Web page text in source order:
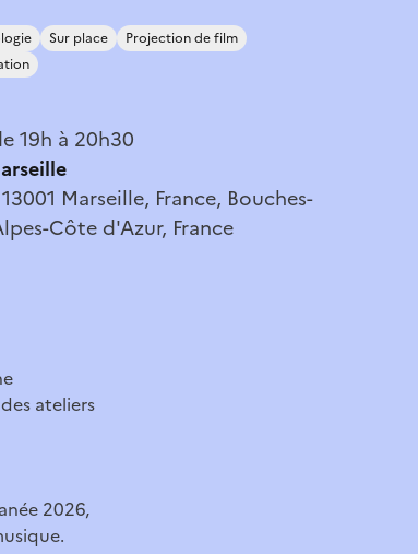
Sur place
Projection de film
19h à 20h30
Marseille, France, Bouches-
Côte d'Azur, France
ateliers
2026,